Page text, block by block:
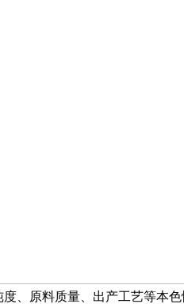
、原料质量、出产工艺等本